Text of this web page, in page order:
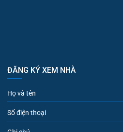
ĐĂNG KÝ XEM NHÀ